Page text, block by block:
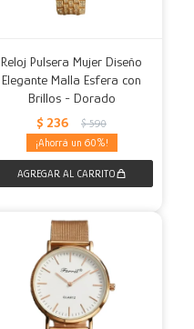
Reloj Pulsera Mujer Diseño
Elegante Malla Esfera con
Brillos - Dorado
$ 236 $ 590
60